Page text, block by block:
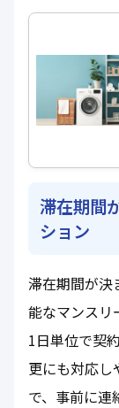
滞在期間
ション
滞在期間が決
能なマンス
1日単位で契
更にも対応し
で、事前に連